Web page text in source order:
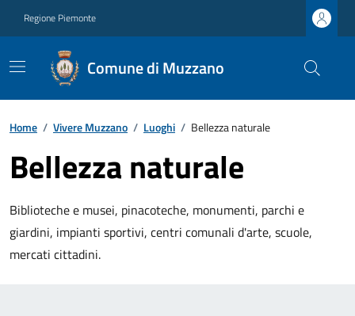
Regione Piemonte
Comune di Muzzano
Home / Vivere Muzzano / Luoghi / Bellezza naturale
Bellezza naturale
Biblioteche e musei, pinacoteche, monumenti, parchi e
giardini, impianti sportivi, centri comunali d'arte, scuole,
mercati cittadini.